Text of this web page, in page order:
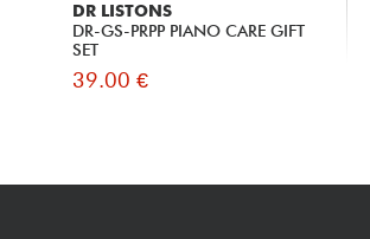
DR LISTONS
DR-GS-PRPP PIANO CARE GIFT
SET
39.00 €